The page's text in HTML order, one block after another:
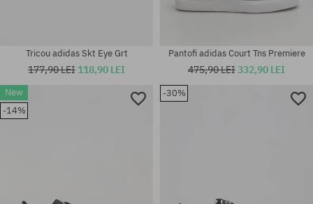
Mărimi existente:
41 1/3; 42; 42 2/3; 43 1/3; 44;
44 2/3; 45 1/3; 46; 46 2/3; 47
Tricou adidas Skt Eye Grt
177,90 LEI 118,90 LEI
Pantofi adidas Court Tns Premiere
475,90 LEI332,90 LEI
New
-14%
-30%